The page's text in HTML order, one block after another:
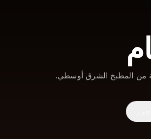
من المطبخ الشرق أوسطي.